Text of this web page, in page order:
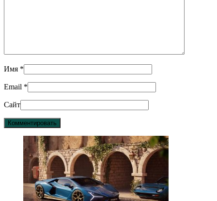
Имя *
Email *
Сайт